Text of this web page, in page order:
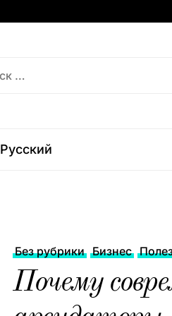
Русский
Без рубрики Бизнес
Почему